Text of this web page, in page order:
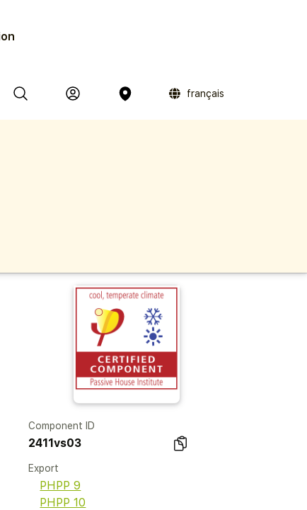
français
Component ID
2411vs03
Export
PHPP 9
PHPP 10